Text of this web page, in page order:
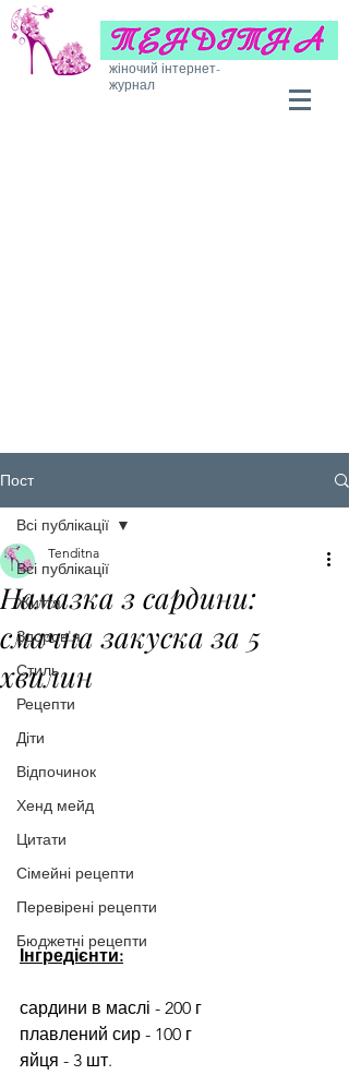
жіночий інтернет-
журнал
Пост
Всі публікації
Життя
Здоров'я
Стиль
Рецепти
Діти
Відпочинок
Хенд мейд
Цитати
Сімейні рецепти
Перевірені рецепти
Бюджетні рецепти
Всі публікації
Намазка з сардини:
смачна закуска за 5
хвилин
Tenditna
Інгредієнти:
сардини в маслі - 200 г
плавлений сир - 100 г
яйця - 3 шт.